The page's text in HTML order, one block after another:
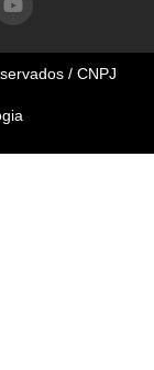
/ CNPJ